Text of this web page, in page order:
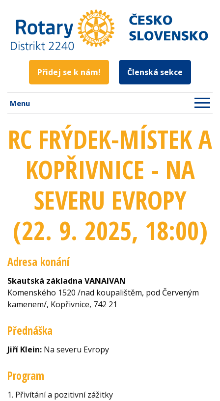
Přidej se k nám! Členská sekce
Menu
RC FRÝDEK-MÍSTEK A
KOPŘIVNICE - NA
SEVERU EVROPY
(22. 9. 2025, 18:00)
Adresa konání
Skautská základna VANAIVAN
Komenského 1520 /nad koupalištěm, pod Červeným
kamenem/, Kopřivnice, 742 21
Přednáška
Jiří Klein: Na severu Evropy
Program
1. Přivítání a pozitivní zážitky